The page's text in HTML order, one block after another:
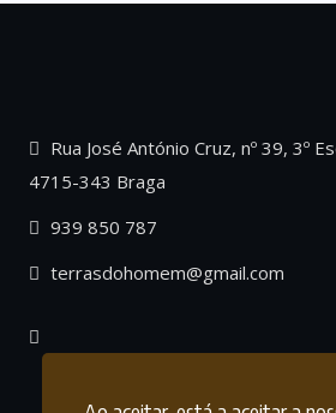
Rua José António Cruz, nº 39, 3º
4715-343 Braga
939 850 787
terrasdohomem@gmail.com